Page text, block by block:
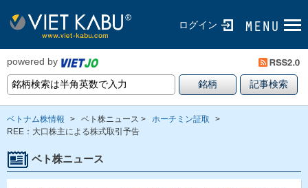
ログイン
powered by
ベトナム株情報 > ベト株ニュース > ホーチミン証取
>
REE：大口株主による株式取引予告
ベト株ニュース